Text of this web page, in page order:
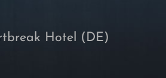
Hotel (DE)